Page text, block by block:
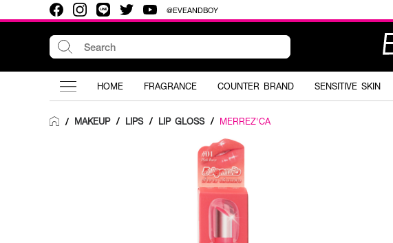
@EVEANDBOY
HOME FRAGRANCE COUNTER BRAND SENSITIVE SKIN
/ MAKEUP / LIPS / LIP GLOSS / MERREZ'CA